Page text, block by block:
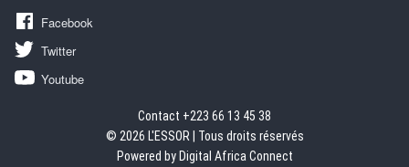
Facebook
Twitter
Youtube
Contact +223 66 13 45 38
© 2026 L'ESSOR | Tous droits réservés
Powered by Digital Africa Connect